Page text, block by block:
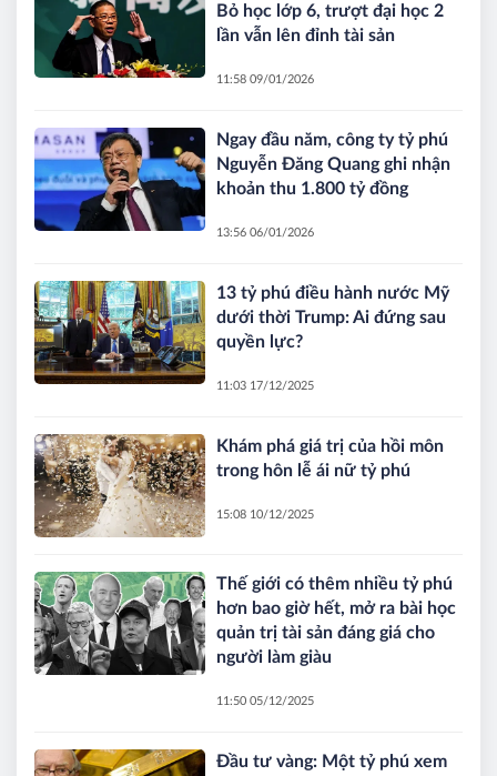
Bỏ học lớp 6, trượt đại học 2
lần vẫn lên đỉnh tài sản
11:58 09/01/2026
Ngay đầu năm, công ty tỷ phú
Nguyễn Đăng Quang ghi nhận
khoản thu 1.800 tỷ đồng
13:56 06/01/2026
13 tỷ phú điều hành nước Mỹ
dưới thời Trump: Ai đứng sau
quyền lực?
11:03 17/12/2025
Khám phá giá trị của hồi môn
trong hôn lễ ái nữ tỷ phú
15:08 10/12/2025
Thế giới có thêm nhiều tỷ phú
hơn bao giờ hết, mở ra bài học
quản trị tài sản đáng giá cho
người làm giàu
11:50 05/12/2025
Đầu tư vàng: Một tỷ phú xem